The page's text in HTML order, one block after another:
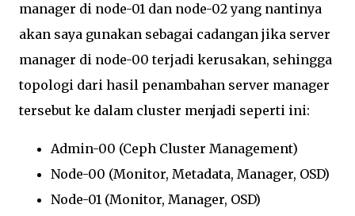
manager di node-01 dan node-02 yang nantinya
akan saya gunakan sebagai cadangan jika server
manager di node-00 terjadi kerusakan, sehingga
topologi dari hasil penambahan server manager
tersebut ke dalam cluster menjadi seperti ini:
Admin-00 (Ceph Cluster Management)
Node-00 (Monitor, Metadata, Manager, OSD)
Node-01 (Monitor, Manager, OSD)